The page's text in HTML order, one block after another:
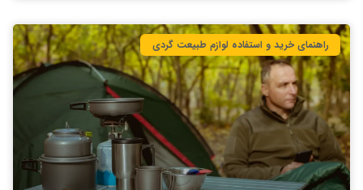
راهنمای خرید و استفاده لوازم طبیعت ‌گردی